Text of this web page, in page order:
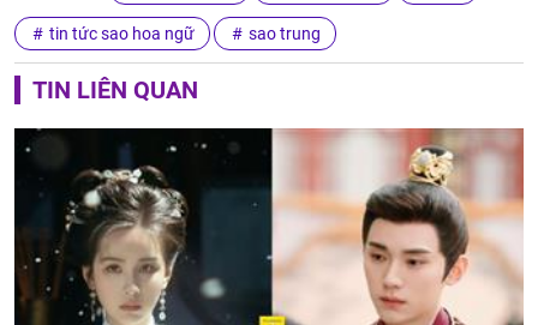
tin tức sao hoa ngữ sao trung
TIN LIÊN QUAN